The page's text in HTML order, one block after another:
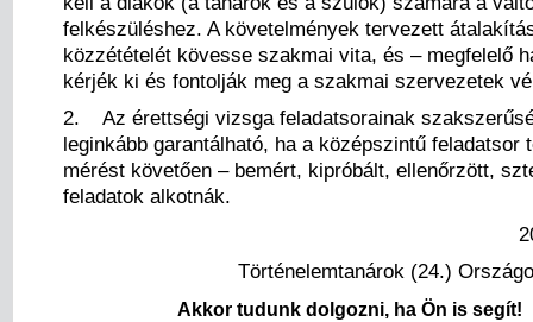
felkészüléshez. A követelmények tervezett
közzétételét kövesse szakmai vita, és – megfelelő
kérjék ki és fontolják meg a szakmai szervezetek
2. Az érettségi vizsga feladatsorainak
leginkább garantálható, ha a középszintű feladatsor
mérést követően – bemért, kipróbált, ellenőrzött,
feladatok alkotnák.
Történelemtanárok (24.)
Akkor tudunk dolgozni, ha Ön is segít!